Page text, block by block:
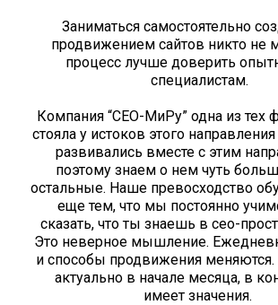
Заниматься самостоятельно
продвижением сайтов никто не
процесс лучше доверить
специалистам.
Компания “СЕО-МиРу” одна из тех
стояла у истоков этого
развивались вместе с этим
поэтому знаем о нем чуть
остальные. Наше превосходство
еще тем, что мы постоянно
сказать, что ты знаешь в сео-
Это неверное мышление.
и способы продвижения меняются.
актуально в начале месяца, в
имеет значения.